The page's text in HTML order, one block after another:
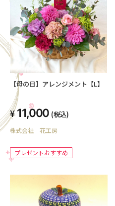
【母の日】アレンジメント【L】
11,000 (税込)
株式会社 花工房
プレゼントおすすめ